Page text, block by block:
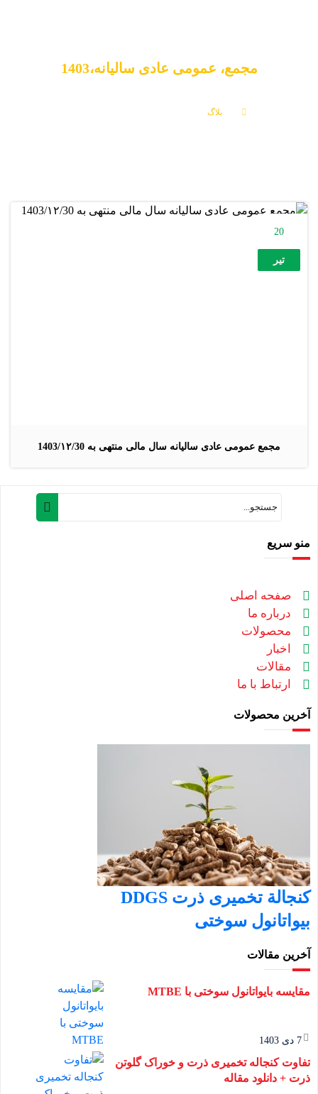
مجمع، عمومی عادی سالیانه،1403
بلاگ
مجمع عمومی عادی سالیانه سال مالی منتهی به 1403/۱۲/30
20
تیر
منو سریع
صفحه اصلی
درباره ما
محصولات
اخبار
مقالات
ارتباط با ما
آخرین محصولات
کنجالة تخمیری ذرت DDGS
بیواتانول سوختی
آخرین مقالات
مقایسه بایواتانول سوختی با MTBE
7 دی 1403
تفاوت کنجاله تخمیری ذرت و خوراک گلوتن
ذرت + دانلود مقاله